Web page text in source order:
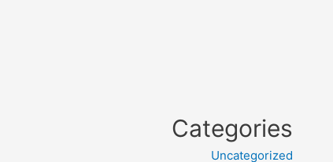
Categories
Uncategorized